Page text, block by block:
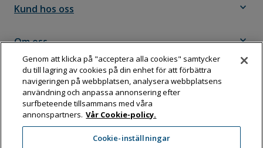
Kund hos oss expand_more
Om oss expand_more
Följ Dahl
Dahl Sverige AB
Genom att klicka på "acceptera alla cookies" samtycker
du till lagring av cookies på din enhet för att förbättra
navigeringen på webbplatsen, analysera webbplatsens
användning och anpassa annonsering efter
surfbeteende tillsammans med våra
annonspartners. Vår Cookie-policy.
Cookie-inställningar